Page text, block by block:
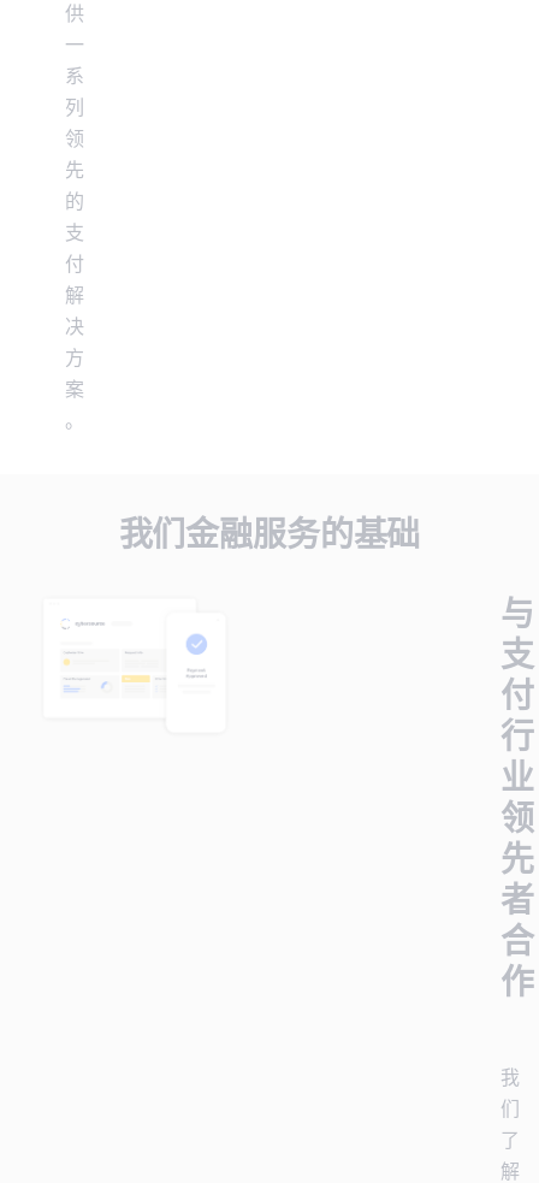
供
一
系
列
领
先
的
支
付
解
决
方
案
。
我们金融服务的基础
与
支
付
行
业
领
先
者
合
作
我
们
了
解